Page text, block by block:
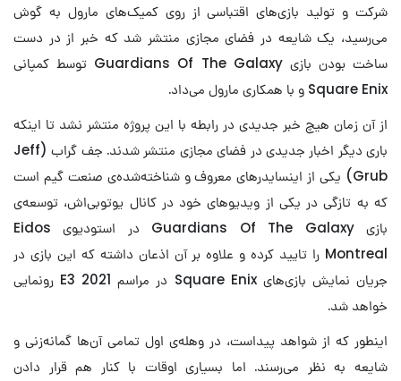
شرکت و تولید بازی‌های اقتباسی از روی کمیک‌های مارول به گوش
می‌رسید، یک شایعه در فضای مجازی منتشر شد که خبر از در دست
ساخت بودن بازی Guardians Of The Galaxy توسط کمپانی
Square Enix و با همکاری مارول می‌داد.
از آن زمان هیچ خبر جدیدی در رابطه با این پروژه منتشر نشد تا اینکه
باری دیگر اخبار جدیدی در فضای مجازی منتشر شدند. جف گراب (Jeff
Grub) یکی از اینسایدرهای معروف و شناخته‌شده‌ی صنعت گیم است
که به تازگی در یکی از ویدیو‌های خود در کانال یوتوبی‌اش، توسعه‌ی
بازی Guardians Of The Galaxy در استودیوی Eidos
Montreal را تایید کرده و علاوه بر آن اذعان داشته که این بازی در
جریان نمایش بازی‌های Square Enix در مراسم E3 2021 رونمایی
خواهد شد.
اینطور که از شواهد پیداست، در وهله‌ی اول تمامی آن‌ها گمانه‌زنی و
شایعه به نظر می‌رسند. اما بسیاری اوقات با کنار هم قرار دادن